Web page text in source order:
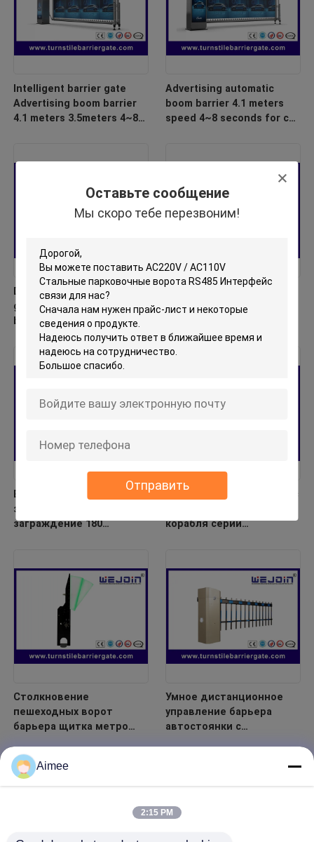
Оставьте сообщение
Мы скоро тебе перезвоним!
Отправить
Intelligent barrier gate
Advertising boom barrier
4.1 meters 3.5meters 4~8
Advertising automatic
boom barrier 4.1 meters
speed 4~8 seconds for car
Durable Advertising Barrier
gate featuring 4.1 meters
boom length and speed
adjustable between 4 and
8 seconds for operation
ручной автомобильной
регулируемая скорость
парковки барьерной
Ворота барьера корабля
заграждения движения
заграждение 180
Скорость карты 1-2с/3-5с
корабля серии
Столкновение
пешеходных ворот
барьера щитка метро
автоматическое анти-
Crashworthy
Умное дистанционное
управление барьера
автостоянки с
Aimee
2:15 PM